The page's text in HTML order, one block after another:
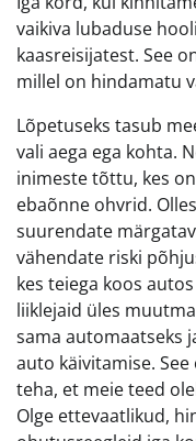
vaikiva lubaduse
kaasreisijatest. See
millel on hindamatu
Lõpetuseks tasub
vali aega ega kohta.
inimeste tõttu, kes
ebaõnne ohvrid.
suurendate
vähendate riski
kes teiega koos
liiklejaid üles
sama automaatseks
auto käivitamise.
teha, et meie teed
Olge ettevaatlikud,